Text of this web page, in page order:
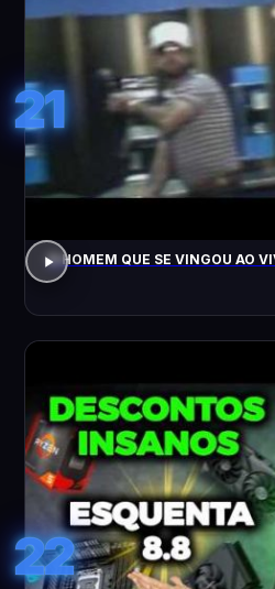
21
O HOMEM QUE SE VINGOU AO
22